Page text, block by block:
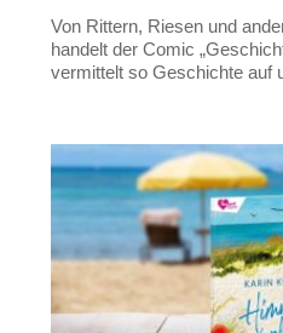
Von Rittern, Riesen und
handelt der Comic
vermittelt so Geschichte auf